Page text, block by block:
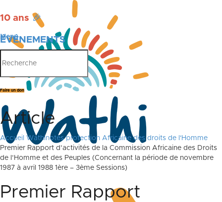
10 ans 🎉
ÉVÉNEMENTS
PUBLICATIONS
Menu
Faire un don
Article
Accueil
Wathinotes protection Africaine des droits de l'Homme
Premier Rapport d’activités de la Commission Africaine des Droits
de l’Homme et des Peuples (Concernant la période de novembre
1987 à avril 1988 1ère – 3ème Sessions)
Premier Rapport